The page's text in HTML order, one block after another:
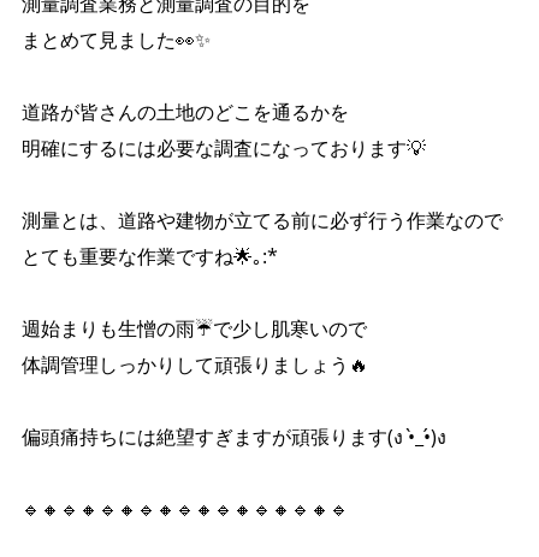
まとめて見ました👀✨
道路が皆さんの土地のどこを通るかを
明確にするには必要な調査になっております💡
測量とは、道路や建物が立てる前に必ず行う作業なので
とても重要な作業ですね🌟｡:*
週始まりも生憎の雨☔️で少し肌寒いので
体調管理しっかりして頑張りましょう🔥
偏頭痛持ちには絶望すぎますが頑張ります(ง •̀_•́)ง
🔹🔸🔹🔸🔹🔸🔹🔸🔹🔸🔹🔸🔹🔸🔹🔸🔹